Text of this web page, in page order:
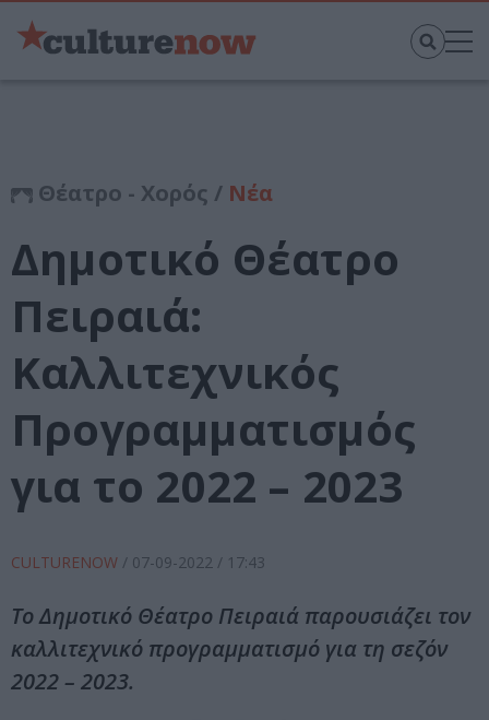
Θέατρο - Χορός / Νέα
Δημοτικό Θέατρο
Πειραιά:
Καλλιτεχνικός
Προγραμματισμός
για το 2022 – 2023
CULTURENOW / 07-09-2022 / 17:43
Το Δημοτικό Θέατρο Πειραιά παρουσιάζει τον
καλλιτεχνικό προγραμματισμό για τη σεζόν
2022 – 2023.